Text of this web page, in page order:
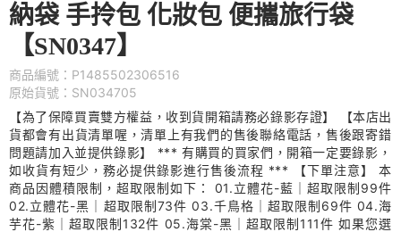
納袋 手拎包 化妝包 便攜旅行袋
【SN0347】
商品編號：P1485502306516
原始貨號：SN034705
【為了保障買賣雙方權益，收到貨開箱請務必錄影存證】 【本店出
貨都會有出貨清單喔，清單上有我們的售後聯絡電話，售後跟寄錯
問題請加入並提供錄影】 *** 有購買的買家們，開箱一定要錄影，
如收貨有短少，務必提供錄影進行售後流程 *** 【下單注意】 本
商品因體積限制，超取限制如下： 01.立體花-藍｜超取限制99件
02.立體花-黑｜超取限制73件 03.千鳥格｜超取限制69件 04.海
芋花-紫｜超取限制132件 05.海棠-黑｜超取限制111件 如果您選